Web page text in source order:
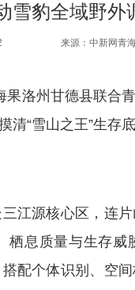
雪豹全域野外
来源：中新网青
州甘德县联合
“雪山之王”生存
源核心区，连片
息质量与生存
配个体识别、空